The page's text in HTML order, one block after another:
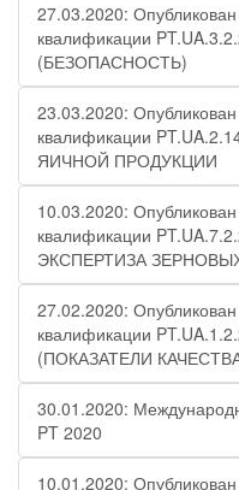
27.03.2020:
квалификации
(БЕЗОПАСНОСТЬ)
23.03.2020:
квалификации
ЯИЧНОЙ ПРОДУКЦИИ
10.03.2020:
квалификации
ЭКСПЕРТИЗА
27.02.2020:
квалификации
(ПОКАЗАТЕЛИ
30.01.2020:
PT 2020
10.01.2020: